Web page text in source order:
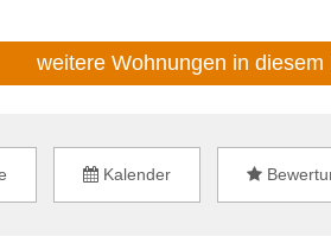
weitere Wohnungen in diesem
Kalender